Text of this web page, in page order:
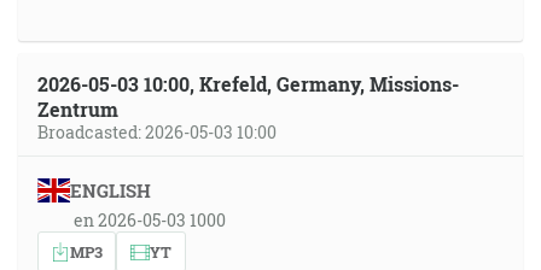
2026-05-03 10:00, Krefeld, Germany, Missions-
Zentrum
Broadcasted: 2026-05-03 10:00
ENGLISH
en 2026-05-03 1000
MP3 YT